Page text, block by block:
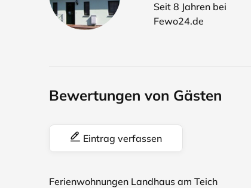
Seit 8 Jahren bei
Fewo24.de
Bewertungen von Gästen
Eintrag verfassen
Ferienwohnungen Landhaus am Teich